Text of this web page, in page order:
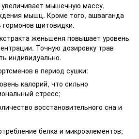
увеличивает мышечную массу,
мышц. Кроме того, ашваганда
гормонов щитовидки.
женьшеня повышает уровень
Точную дозировку трав
индивидуально.
в период сушки:
калорий, что сильно
стресс;
восстановительного сна и
белка и микроэлементов;